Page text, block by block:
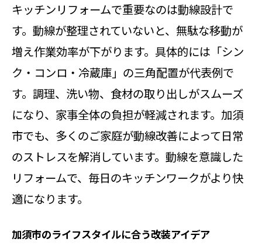
キッチンリフォームで重要なのは動線設計で
す。動線が整理されていないと、無駄な移動が
増え作業効率が下がります。具体的には「シン
ク・コンロ・冷蔵庫」の三角配置が代表例で
す。調理、洗い物、食材の取り出しがスムーズ
になり、家事全体の負担が軽減されます。加須
市でも、多くのご家庭が動線改善によって日常
のストレスを解消しています。動線を意識した
リフォームで、毎日のキッチンワークがより快
適になります。
加須市のライフスタイルに合う改装アイデア